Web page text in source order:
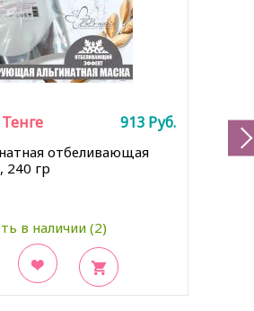
отбеливающая
240 гр
в наличии (2)
Тенге 913 Руб.